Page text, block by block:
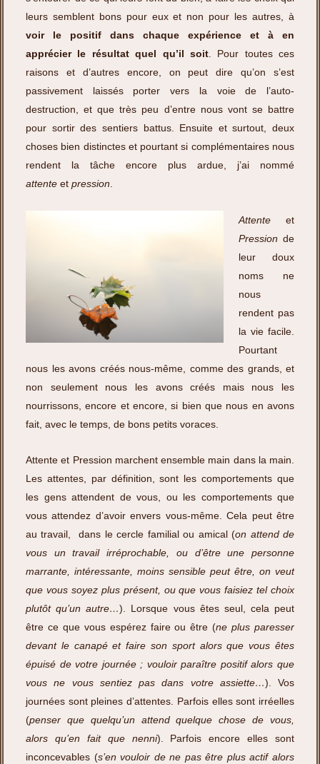
leurs semblent bons pour eux et non pour les autres, à
voir le positif dans chaque expérience et à en
apprécier le résultat quel qu’il soit. Pour toutes ces
raisons et d’autres encore, on peut dire qu’on s’est
passivement laissés porter vers la voie de l’auto-
destruction, et que très peu d’entre nous vont se battre
pour sortir des sentiers battus. Ensuite et surtout, deux
choses bien distinctes et pourtant si complémentaires nous
rendent la tâche encore plus ardue, j’ai nommé
attente et pression.
Attente et
Pression de
leur doux
noms ne
nous
rendent pas
la vie facile.
Pourtant
nous les avons créés nous-même, comme des grands, et
non seulement nous les avons créés mais nous les
nourrissons, encore et encore, si bien que nous en avons
fait, avec le temps, de bons petits voraces.
Attente et Pression marchent ensemble main dans la main.
Les attentes, par définition, sont les comportements que
les gens attendent de vous, ou les comportements que
vous attendez d’avoir envers vous-même. Cela peut être
au travail, dans le cercle familial ou amical (on attend de
vous un travail irréprochable, ou d’être une personne
marrante, intéressante, moins sensible peut être, on veut
que vous soyez plus présent, ou que vous faisiez tel choix
plutôt qu’un autre…). Lorsque vous êtes seul, cela peut
être ce que vous espérez faire ou être (ne plus paresser
devant le canapé et faire son sport alors que vous êtes
épuisé de votre journée ; vouloir paraître positif alors que
vous ne vous sentiez pas dans votre assiette…). Vos
journées sont pleines d’attentes. Parfois elles sont irréelles
(penser que quelqu’un attend quelque chose de vous,
alors qu’en fait que nenni). Parfois encore elles sont
inconcevables (s’en vouloir de ne pas être plus actif alors